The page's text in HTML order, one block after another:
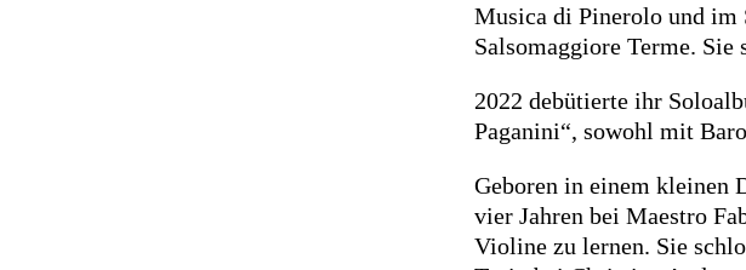
Musica di Pinerolo und im
Salsomaggiore Terme. Sie
2022 debütierte ihr
Paganini“, sowohl mit
Geboren in einem kleinen
vier Jahren bei Maestro
Violine zu lernen. Sie